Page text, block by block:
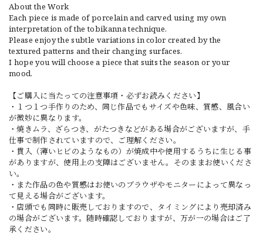
About the Work
Each piece is made of porcelain and carved using my own
interpretation of the tobikanna technique.
Please enjoy the subtle variations in color created by the
textured patterns and their changing surfaces.
I hope you will choose a piece that suits the season or your
mood.
【ご購入に当たっての注意事項・必ずお読みください】
・１つ１つ手作りのため、同じ作品でもサイズや色味、質感、風合い
が微妙に異なります。
・焼きムラ、ざらつき、がたつきなどがある場合がございますが、手
仕事で制作されていますので、ご理解ください。
・貫入（薄いヒビのようなもの）が焼成中や使用するうちに生じる事
がありますが、使用上の支障はございません。そのままお使いくださ
い。
・また作品の色や質感はお使いのブラウザやモニターによって異なっ
て見える場合がございます。
・店頭でも同時に販売しておりますので、タイミングにより売却済み
の場合がございます。随時確認しておりますが、万が一の場合はご了
承ください。